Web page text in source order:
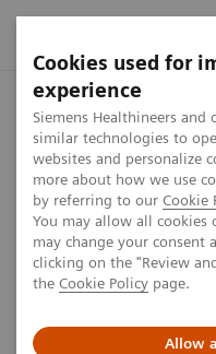
Cookies used for
experience
Siemens Healthineers and
similar technologies to
websites and personalize
more about how we use
by referring to our Cookie
You may allow all cookies
may change your consent
clicking on the "Review
the Cookie Policy page.
Allow
Startseite Presse Center
Press release
Erstmals in
Siemens
Clinica